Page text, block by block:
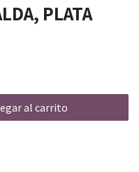
PLATA
al carrito